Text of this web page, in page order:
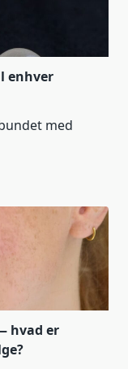
enhver
med
hvad er